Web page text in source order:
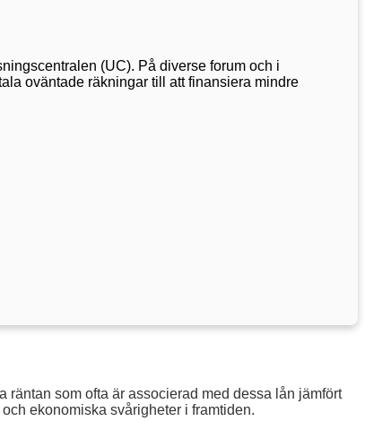
(UC). På diverse forum och i
oväntade räkningar till att finansiera mindre
räntan som ofta är associerad med dessa lån jämfört
ekonomiska svårigheter i framtiden.